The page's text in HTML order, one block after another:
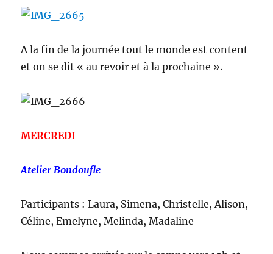
A la fin de la journée tout le monde est content
et on se dit « au revoir et à la prochaine ».
MERCREDI
Atelier Bondoufle
Participants : Laura, Simena, Christelle, Alison,
Céline, Emelyne, Melinda, Madaline